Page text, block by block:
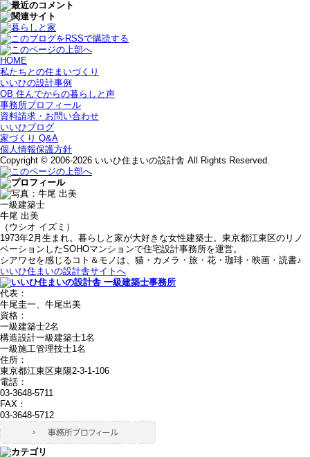
HOME
私たちとの住まいづくり
いいひの設計事例
OB 住んでからの暮らしと声
事務所プロフィール
資料請求・お問い合わせ
いいひブログ
家づくり Q&A
個人情報保護方針
Copyright © 2006-2026 いいひ住まいの設計舎 All Rights Reserved.
一級建築士
牛尾 出美
（ウシオ イズミ）
1973年2月生まれ。暮らしと家が大好きな女性建築士。東京都江東区のリノ
ベーションしたSOHOマンションで住宅設計事務所を運営。
シアワセを感じるコト＆モノは、猫・カメラ・旅・花・珈琲・映画・読書♪
いいひ住まいの設計舎サイトへ
代表：
牛尾圭一、牛尾出美
資格：
一級建築士2名
構造設計一級建築士1名
一級施工管理技士1名
住所：
東京都江東区東陽2-3-1-106
電話：
03-3648-5711
FAX：
03-3648-5712